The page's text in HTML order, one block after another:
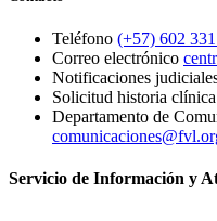
Teléfono (+57) 602
Correo electrónico
Notificaciones
Solicitud historia clínica
Departamento de
Servicio de Información y